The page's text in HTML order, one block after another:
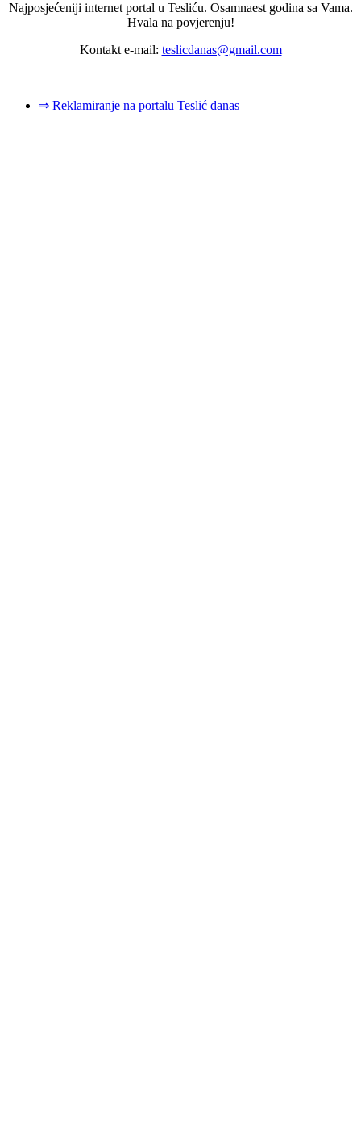
Najposjećeniji internet portal u Tesliću. Osamnaest godina sa Vama.
Hvala na povjerenju!
Kontakt e-mail: teslicdanas@gmail.com
⇒ Reklamiranje na portalu Teslić danas